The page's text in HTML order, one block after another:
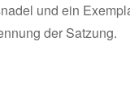
und ein
der Satzung.